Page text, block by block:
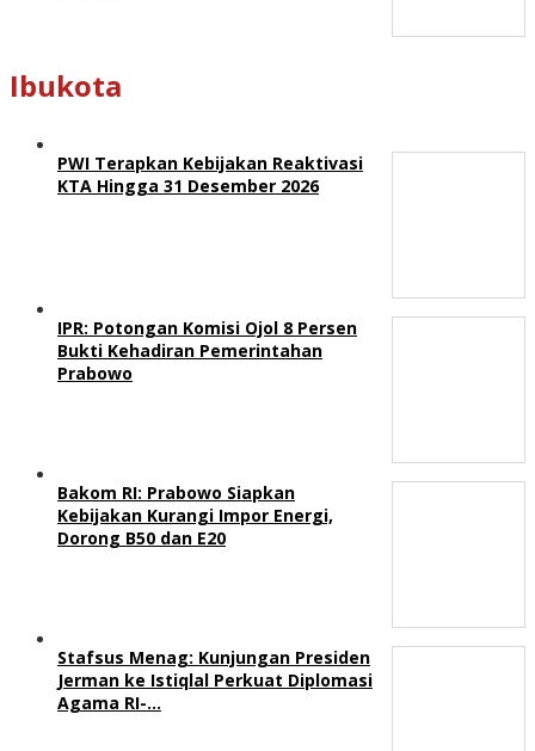
Ibukota
PWI Terapkan Kebijakan Reaktivasi
KTA Hingga 31 Desember 2026
IPR: Potongan Komisi Ojol 8 Persen
Bukti Kehadiran Pemerintahan
Prabowo
Bakom RI: Prabowo Siapkan
Kebijakan Kurangi Impor Energi,
Dorong B50 dan E20
Stafsus Menag: Kunjungan Presiden
Jerman ke Istiqlal Perkuat Diplomasi
Agama RI-…